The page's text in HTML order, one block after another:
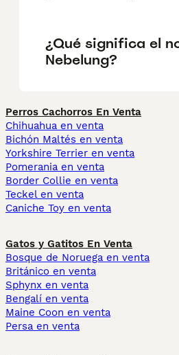
¿Qué significa el
Nebelung?
Perros Cachorros En Venta
Chihuahua en venta
Bichón Maltés en venta
Yorkshire Terrier en venta
Pomerania en venta
Border Collie en venta
Teckel en venta
Caniche Toy en venta
Gatos y Gatitos En Venta
Bosque de Noruega en venta
Británico en venta
Sphynx en venta
Bengalí en venta
Maine Coon en venta
Persa en venta